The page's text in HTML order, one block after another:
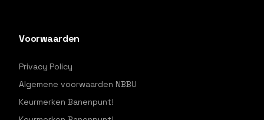
Voorwaarden
Privacy Policy
Algemene voorwaarden NBBU
Keurmerken Banenpunt!